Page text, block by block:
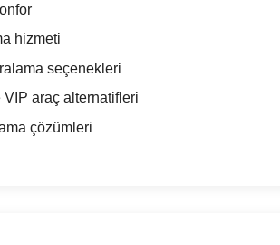
hizmeti
seçenekleri
araç alternatifleri
çözümleri